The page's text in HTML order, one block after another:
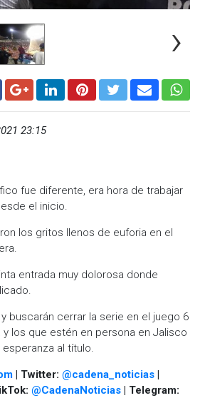
›
23:15
fue diferente, era hora de trabajar
el inicio.
los gritos llenos de euforia en el
entrada muy dolorosa donde
buscarán cerrar la serie en el juego 6
los que estén en persona en Jalisco
al título.
| Twitter: @cadena_noticias |
@CadenaNoticias | Telegram: